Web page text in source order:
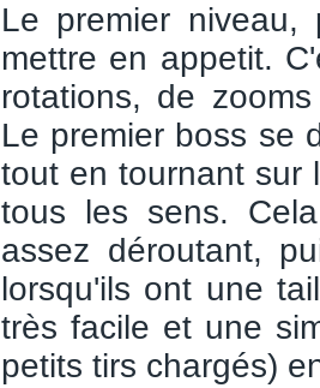
Le premier
mettre en appetit.
rotations, de
Le premier boss se
tout en tournant sur
tous les sens.
assez déroutant,
lorsqu'ils ont une
très facile et une
petits tirs chargés)